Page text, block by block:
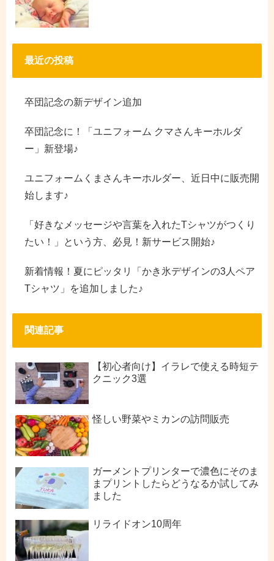
最近の投稿
卒団記念の新デザイン追加
卒団記念に！「ユニフォーム クマさんキーホルダ
ー」新登場♪
ユニフォームくまさんキーホルダー、近日中に販売開
始します♪
「好きなメッセージや言葉を入れたTシャツがつくり
たい！」という方、必見！新サービス開始♪
新着情報！夏にピッタリ「かき氷デザインの3人ペア
Tシャツ」を追加しました♪
関連記事
【初心者向け】イラレで使える時短テ
クニック3選
怪しい野菜やミカンの訪問販売
ガーメントプリンターで濃色にそのま
まプリントしたらどうなるか試してみ
ました
リライドオン10周年